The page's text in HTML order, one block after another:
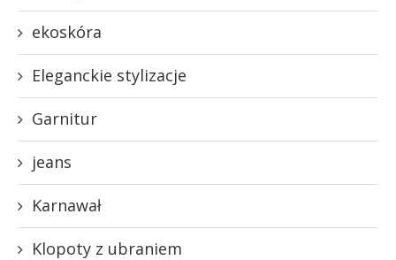
ekoskóra
Eleganckie stylizacje
Garnitur
jeans
Karnawał
Klopoty z ubraniem